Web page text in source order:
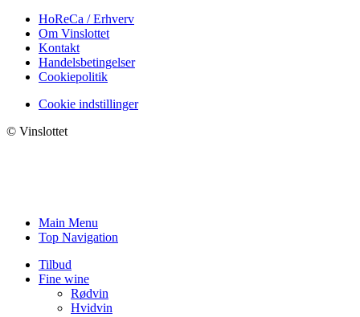
HoReCa / Erhverv
Om Vinslottet
Kontakt
Handelsbetingelser
Cookiepolitik
Cookie indstillinger
© Vinslottet
Main Menu
Top Navigation
Tilbud
Fine wine
Rødvin
Hvidvin